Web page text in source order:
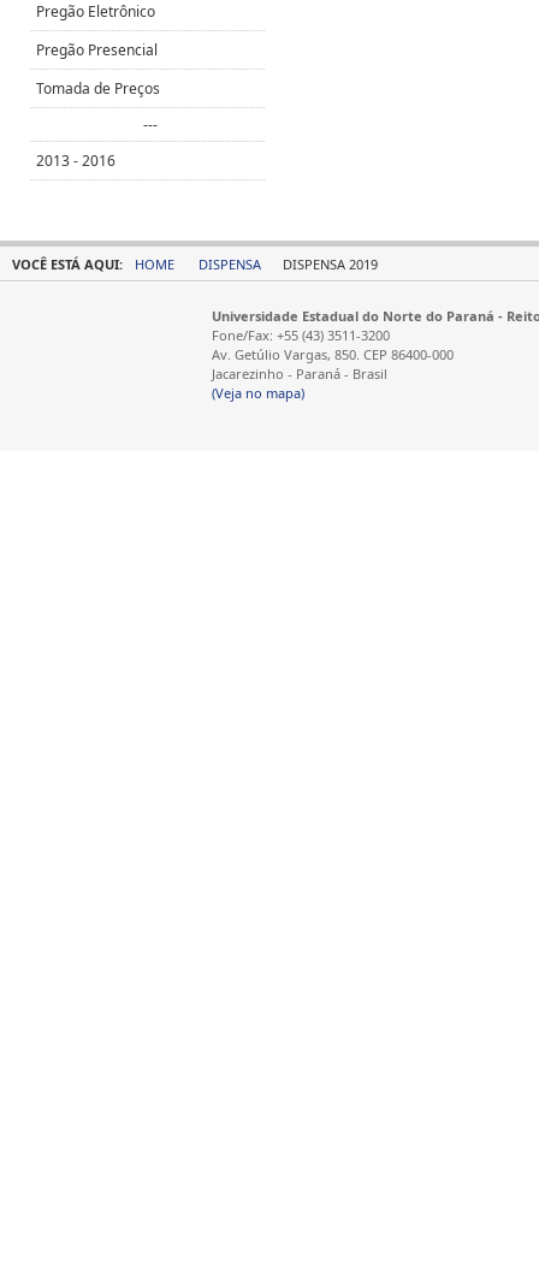
Pregão Eletrônico
Pregão Presencial
Tomada de Preços
---
2013 - 2016
VOCÊ ESTÁ AQUI: HOME DISPENSA DISPENSA 2019
Universidade Estadual do Norte do Paraná -
Fone/Fax: +55 (43) 3511-3200
Av. Getúlio Vargas, 850. CEP 86400-000
Jacarezinho - Paraná - Brasil
(Veja no mapa)